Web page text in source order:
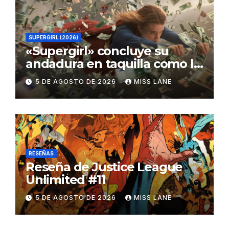
SUPERGIRL (2026)
«Supergirl» concluye su
andadura en taquilla como la
película de DC con menor
recaudación desde
«Catwoman»
5 DE AGOSTO DE 2026 MISS LANE
RESEÑAS
Reseña de Justice League
Unlimited #11
5 DE AGOSTO DE 2026 MISS LANE